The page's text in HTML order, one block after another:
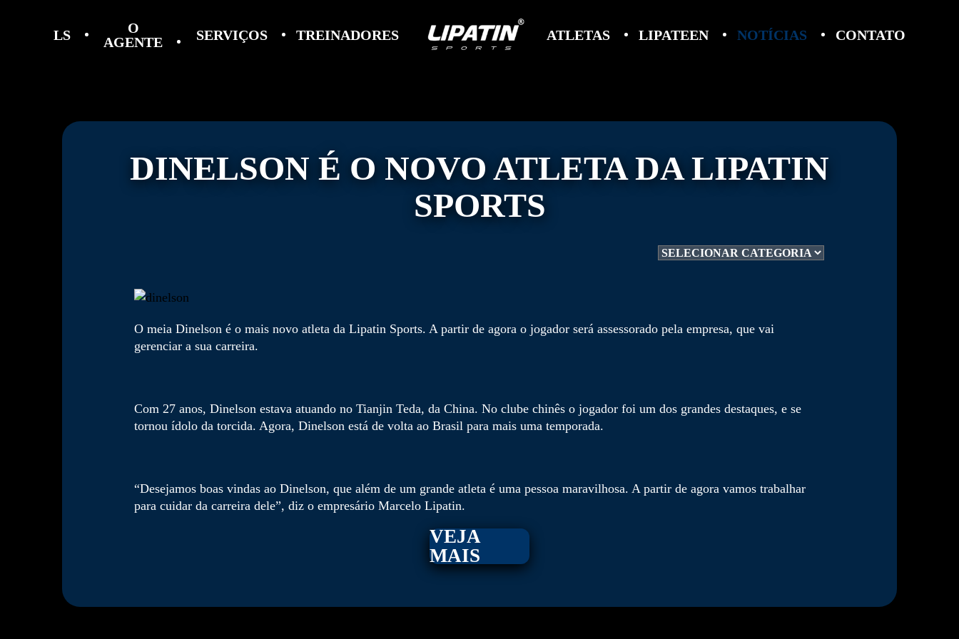
LS
O
AGENTE
SERVIÇOS TREINADORES ATLETAS LIPATEEN NOTÍCIAS CONTATO
DINELSON É O NOVO ATLETA DA LIPATIN
SPORTS
O meia Dinelson é o mais novo atleta da Lipatin Sports. A partir de agora o jogador será assessorado pela empresa, que vai
gerenciar a sua carreira.
Com 27 anos, Dinelson estava atuando no Tianjin Teda, da China. No clube chinês o jogador foi um dos grandes destaques, e se
tornou ídolo da torcida. Agora, Dinelson está de volta ao Brasil para mais uma temporada.
“Desejamos boas vindas ao Dinelson, que além de um grande atleta é uma pessoa maravilhosa. A partir de agora vamos trabalhar
para cuidar da carreira dele”, diz o empresário Marcelo Lipatin.
VEJA
MAIS